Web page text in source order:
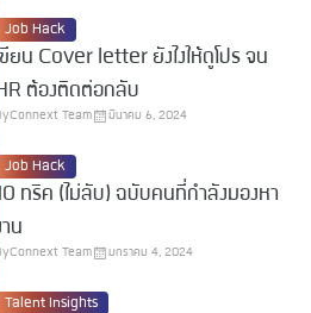
Job Hack
ขียน Cover letter ยังไงให้ดูโปร จน
ต้องติดต่อกลับ
Connext Team มีนาคม 6, 2024
Job Hack
ทริค (ไม่ลับ) ฉบับคนที่กำลังมองหา
น
Connext Team มกราคม 4, 2024
Talent Insights